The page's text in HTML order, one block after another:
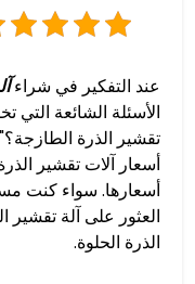
عند التفكير في شراء
الأسئلة الشائعة
تقشير الذرة
أسعار آلات تقشير
أسعارها. سواء كنت
العثور على آلة تقشير
الذرة الحلوة.